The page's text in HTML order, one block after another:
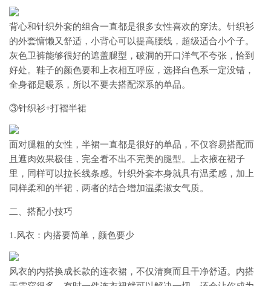
背心和针织外套的组合一直都是很多女性喜欢的穿法。针织衫
的外套慵懒又舒适，小背心可以提高腰线，超级适合小个子。
灰色卫裤能够很好的遮盖腿型，破洞的开口洋气不夸张，恰到
好处。鞋子的颜色要和上衣相互呼应，选择白色系一定没错，
全身都是暖系，所以不要去搭配深系的单品。
③针织衫+打褶半裙
面对腿粗的女性，半裙一直都是很好的单品，不仅容易搭配而
且遮肉效果极佳，完全看不出不完美的腿型。上衣掖在裙子
里，同样可以拉长线条感。针织外套本身就具有温柔感，加上
同样柔和的半裙，两者的结合增加温柔淑女气质。
二、搭配小技巧
1.风衣：内搭要简单，颜色要少
风衣的内搭换成长款的连衣裙，不仅清爽而且干净舒适。内搭